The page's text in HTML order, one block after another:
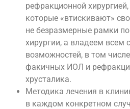
рефракционной
которые «втискивают»
не безразмерные рамки
хирургии, а владеем всем
возможностей, в том
факичных ИОЛ и
хрусталика.
Методика лечения в
в каждом конкретном